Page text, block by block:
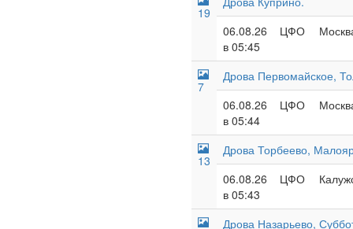
19
06.08.26
в 05:45
ЦФО
7
Дрова Первомайское,
06.08.26
в 05:44
ЦФО
13
Дрова Торбеево,
06.08.26
в 05:43
ЦФО
Дрова Назарьево,